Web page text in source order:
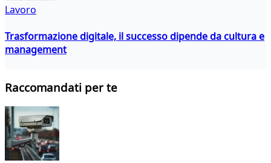
Lavoro
Trasformazione digitale, il successo dipende da cultura e
management
Raccomandati per te